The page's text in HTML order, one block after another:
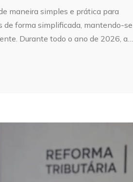
maneira simples e prática para
de forma simplificada, mantendo-se
Durante todo o ano de 2026, a…